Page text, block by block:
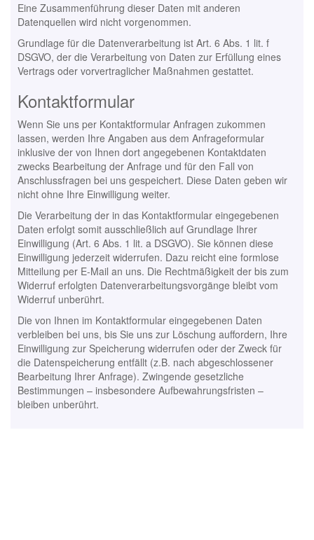
Eine Zusammenführung dieser Daten mit anderen
Datenquellen wird nicht vorgenommen.
Grundlage für die Datenverarbeitung ist Art. 6 Abs. 1 lit. f
DSGVO, der die Verarbeitung von Daten zur Erfüllung eines
Vertrags oder vorvertraglicher Maßnahmen gestattet.
Kontaktformular
Wenn Sie uns per Kontaktformular Anfragen zukommen
lassen, werden Ihre Angaben aus dem Anfrageformular
inklusive der von Ihnen dort angegebenen Kontaktdaten
zwecks Bearbeitung der Anfrage und für den Fall von
Anschlussfragen bei uns gespeichert. Diese Daten geben wir
nicht ohne Ihre Einwilligung weiter.
Die Verarbeitung der in das Kontaktformular eingegebenen
Daten erfolgt somit ausschließlich auf Grundlage Ihrer
Einwilligung (Art. 6 Abs. 1 lit. a DSGVO). Sie können diese
Einwilligung jederzeit widerrufen. Dazu reicht eine formlose
Mitteilung per E-Mail an uns. Die Rechtmäßigkeit der bis zum
Widerruf erfolgten Datenverarbeitungsvorgänge bleibt vom
Widerruf unberührt.
Die von Ihnen im Kontaktformular eingegebenen Daten
verbleiben bei uns, bis Sie uns zur Löschung auffordern, Ihre
Einwilligung zur Speicherung widerrufen oder der Zweck für
die Datenspeicherung entfällt (z.B. nach abgeschlossener
Bearbeitung Ihrer Anfrage). Zwingende gesetzliche
Bestimmungen – insbesondere Aufbewahrungsfristen –
bleiben unberührt.